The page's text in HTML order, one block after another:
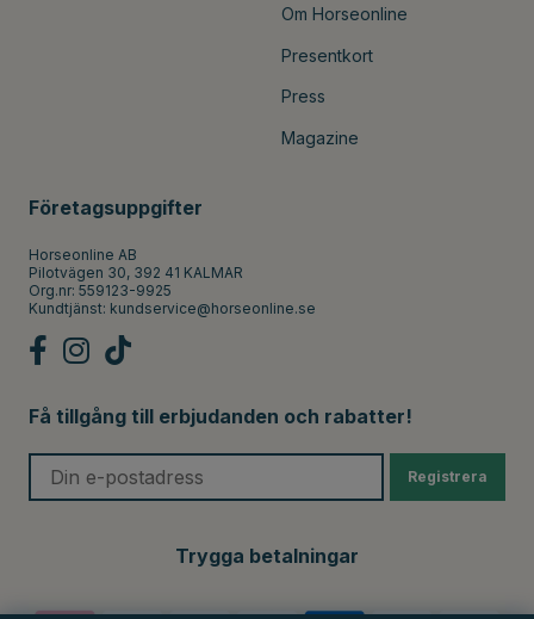
Om Horseonline
Presentkort
Press
Magazine
Företagsuppgifter
Horseonline AB
Pilotvägen 30, 392 41 KALMAR
Org.nr: 559123-9925
Kundtjänst: kundservice@horseonline.se
Få tillgång till erbjudanden och rabatter!
Registrera
Trygga betalningar